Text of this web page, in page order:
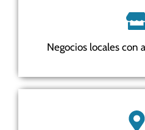
Negocios locales con